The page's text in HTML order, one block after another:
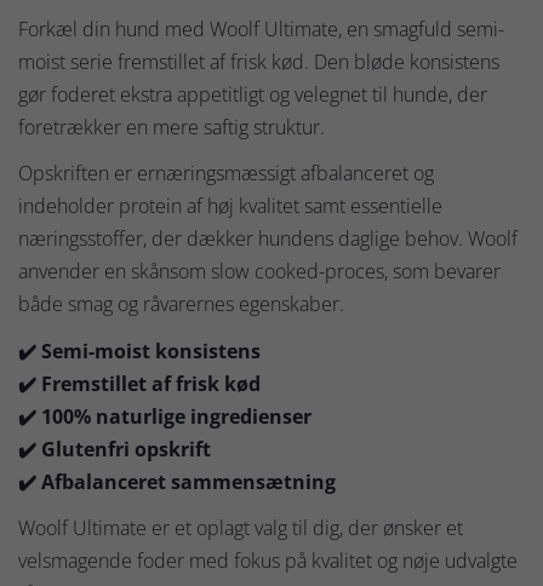
Forkæl din hund med Woolf Ultimate, en smagfuld semi-
moist serie fremstillet af frisk kød. Den bløde konsistens
gør foderet ekstra appetitligt og velegnet til hunde, der
foretrækker en mere saftig struktur.
Opskriften er ernæringsmæssigt afbalanceret og
indeholder protein af høj kvalitet samt essentielle
næringsstoffer, der dækker hundens daglige behov. Woolf
anvender en skånsom slow cooked-proces, som bevarer
både smag og råvarernes egenskaber.
✔️ Semi-moist konsistens
✔️ Fremstillet af frisk kød
✔️ 100% naturlige ingredienser
✔️ Glutenfri opskrift
✔️ Afbalanceret sammensætning
Woolf Ultimate er et oplagt valg til dig, der ønsker et
velsmagende foder med fokus på kvalitet og nøje udvalgte